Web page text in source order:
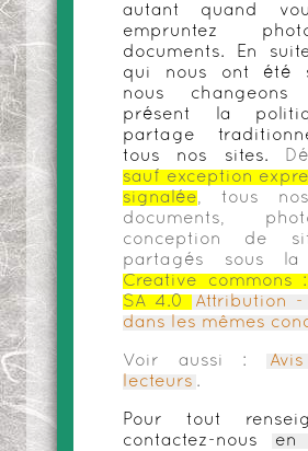
autant quand
empruntez
documents. En
qui nous ont été
nous
présent la
partage
tous nos sites.
sauf exception
signalée, tous
documents,
conception de
partagés sous
Creative commons
SA 4.0
Attribution -
dans les mêmes
Voir aussi :
lecteurs .
Pour tout
contactez-nous
en